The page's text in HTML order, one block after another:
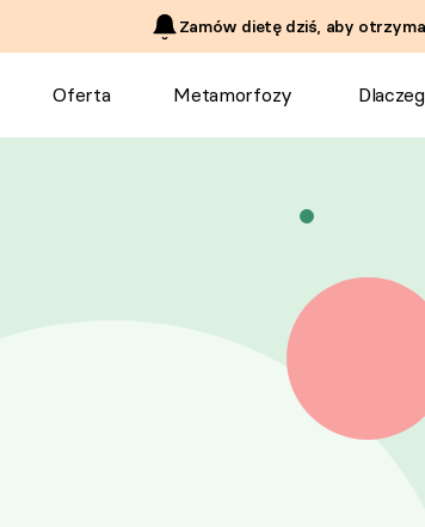
Zamów dietę dziś, aby
Oferta Metamorfozy